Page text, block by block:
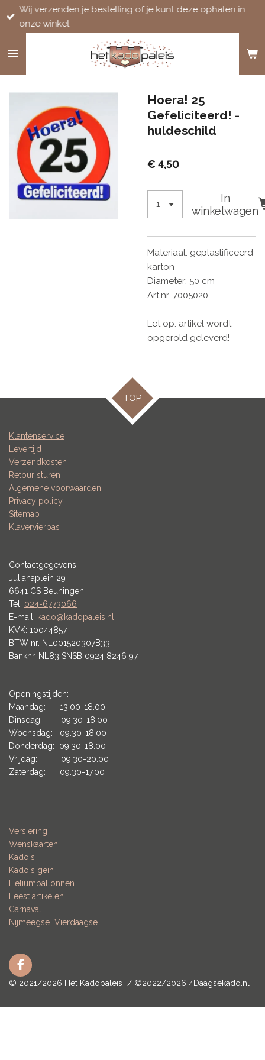
Ga
direct
de
Wij verzenden je bestelling of je kunt deze ophalen in
onze winkel
Hoera! 25
Gefeliciteerd! -
huldeschild
€ 4,50
In
winkelwagen
Materiaal: geplastificeerd
karton
Diameter: 50 cm
Art.nr. 7005020
Let op: artikel wordt
opgerold geleverd!
TOP
Klantenservice
Levertijd
Verzendkosten
Retour sturen
Algemene voorwaarden
Privacy policy
Sitemap
Klavervierpas
Contactgegevens:
Julianaplein 29
6641 CS Beuningen
Tel: 024-6773066
E-mail: kado@kadopaleis.nl
KVK: 10044857
BTW nr. NL001520307B33
Banknr. NL83 SNSB 0924 8246 97
Openingstijden:
Maandag: 13.00-18.00
Dinsdag: 09.30-18.00
Woensdag: 09.30-18.00
Donderdag: 09.30-18.00
Vrijdag: 09.30-20.00
Zaterdag: 09.30-17.00
Versiering
Wenskaarten
Kado's
Kado's gein
Heliumballonnen
Feest artikelen
Carnaval
Nijmeegse Vierdaagse
F
a
© 2021/2026 Het Kadopaleis / ©2022/2026 4Daagsekado.nl